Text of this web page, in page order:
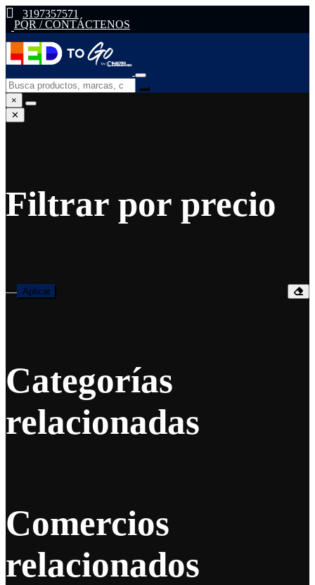
3197357571
PQR / CONTÁCTENOS
×
✕
Filtrar por precio
— Aplicar
Categorías
relacionadas
Comercios
relacionados